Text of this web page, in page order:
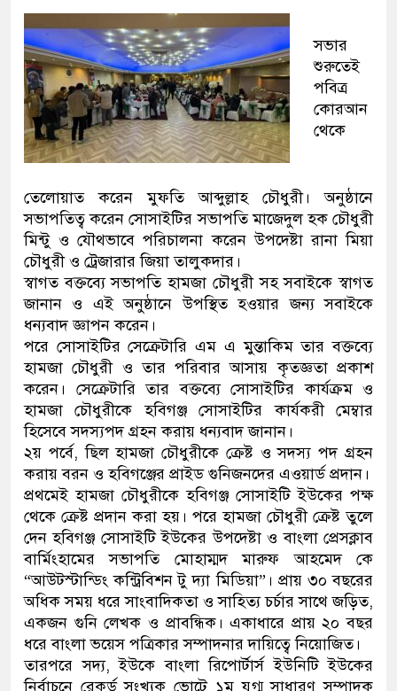
সভার
শুরুতেই
পবিত্র
কোরআন
থেকে
তেলোয়াত করেন মুফতি আব্দুল্লাহ চৌধুরী। অনুষ্ঠানে
সভাপতিত্ব করেন সোসাইটির সভাপতি মাজেদুল হক চৌধুরী
মিন্টু ও যৌথভাবে পরিচালনা করেন উপদেষ্টা রানা মিয়া
চৌধুরী ও ট্রেজারার জিয়া তালুকদার।
স্বাগত বক্তব্যে সভাপতি হামজা চৌধুরী সহ সবাইকে স্বাগত
জানান ও এই অনুষ্ঠানে উপস্থিত হওয়ার জন্য সবাইকে
ধন্যবাদ জ্ঞাপন করেন।
পরে সোসাইটির সেক্রেটারি এম এ মুন্তাকিম তার বক্তব্যে
হামজা চৌধুরী ও তার পরিবার আসায় কৃতজ্ঞতা প্রকাশ
করেন। সেক্রেটারি তার বক্তব্যে সোসাইটির কার্যক্রম ও
হামজা চৌধুরীকে হবিগঞ্জ সোসাইটির কার্যকরী মেম্বার
হিসেবে সদস্যপদ গ্রহন করায় ধন্যবাদ জানান।
২য় পর্বে, ছিল হামজা চৌধুরীকে ক্রেষ্ট ও সদস্য পদ গ্রহন
করায় বরন ও হবিগঞ্জের প্রাইড গুনিজনদের এওয়ার্ড প্রদান।
প্রথমেই হামজা চৌধুরীকে হবিগঞ্জ সোসাইটি ইউকের পক্ষ
থেকে ক্রেষ্ট প্রদান করা হয়। পরে হামজা চৌধুরী ক্রেষ্ট তুলে
দেন হবিগঞ্জ সোসাইটি ইউকের উপদেষ্টা ও বাংলা প্রেসক্লাব
বার্মিংহামের সভাপতি মোহাম্মদ মারুফ আহমেদ কে
“আউটস্টান্ডিং কন্ট্রিবিশন টু দ্যা মিডিয়া”। প্রায় ৩০ বছরের
অধিক সময় ধরে সাংবাদিকতা ও সাহিত্য চর্চার সাথে জড়িত,
একজন গুনি লেখক ও প্রাবন্ধিক। একাধারে প্রায় ২০ বছর
ধরে বাংলা ভয়েস পত্রিকার সম্পাদনার দায়িত্বে নিয়োজিত।
তারপরে সদ্য, ইউকে বাংলা রিপোর্টার্স ইউনিটি ইউকের
নির্বাচনে রেকর্ড সংখ্যক ভোটে ১ম যুগ্ম সাধারণ সম্পাদক